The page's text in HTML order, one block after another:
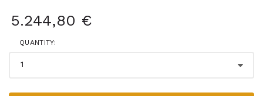
5.244,80 €
QUANTITY: